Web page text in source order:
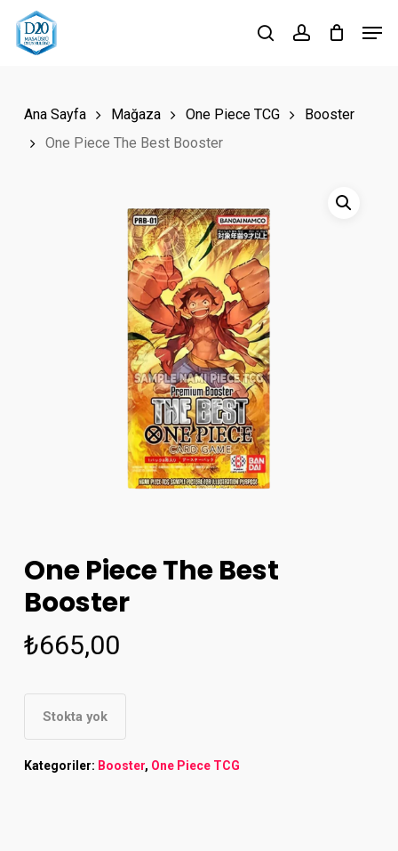
Skip
searchaccount
Ana Sayfa Mağaza One Piece TCG
Booster
One Piece The Best Booster
One Piece The Best
Booster
₺665,00
Stokta yok
Kategoriler: Booster, One Piece TCG